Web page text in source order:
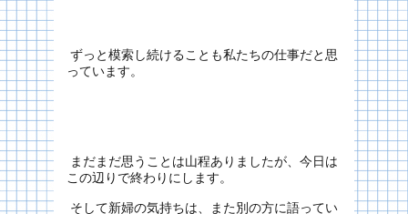
ずっと模索し続けることも私たちの仕事だと思
っています。
まだまだ思うことは山程ありましたが、今日は
この辺りで終わりにします。
そして新婦の気持ちは、また別の方に語ってい